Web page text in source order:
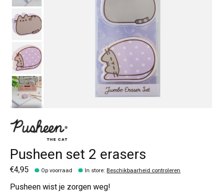
Pusheen set 2 erasers
€4,95 Op voorraad In store:Beschikbaarheid controleren
Pusheen wist je zorgen weg!